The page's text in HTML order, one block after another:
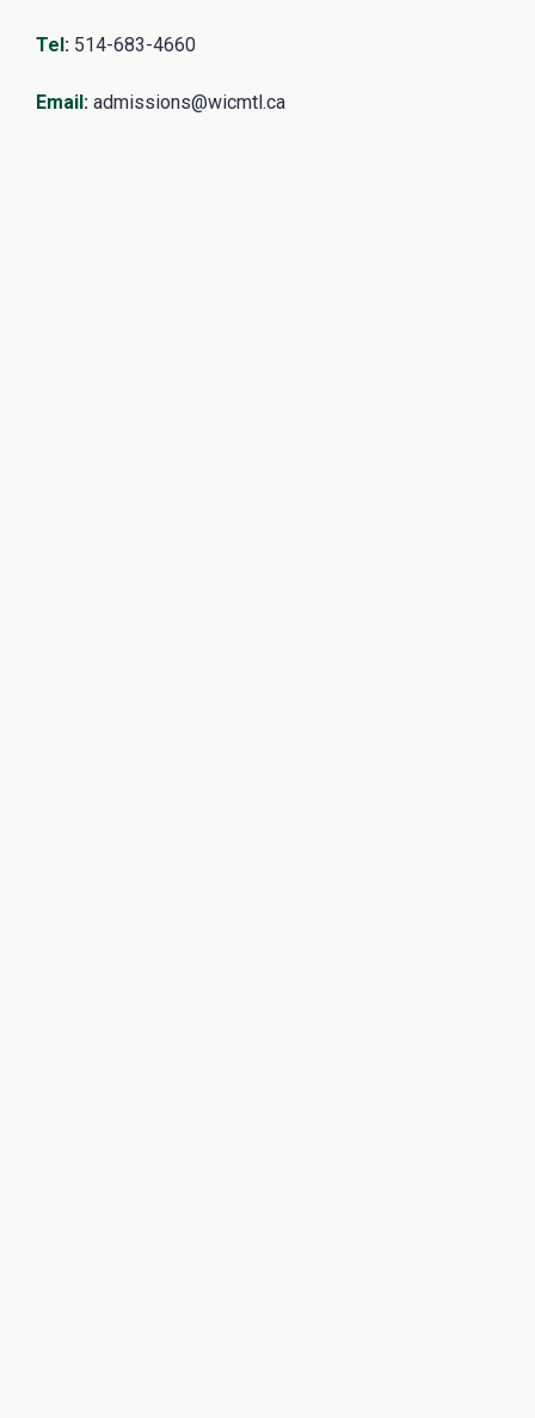
Tel: 514-683-4660
Email: admissions@wicmtl.ca